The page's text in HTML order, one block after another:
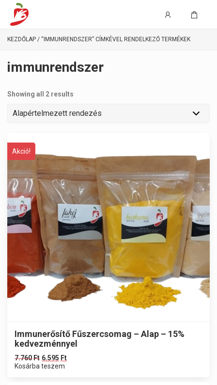
KEZDŐLAP / “IMMUNRENDSZER” CÍMKÉVEL RENDELKEZŐ TERMÉKEK
immunrendszer
Showing all 2 results
Akció!
Immunerősítő Fűszercsomag – Alap – 15%
kedvezménnyel
7.760Ft 6.595 Ft
Kosárba teszem